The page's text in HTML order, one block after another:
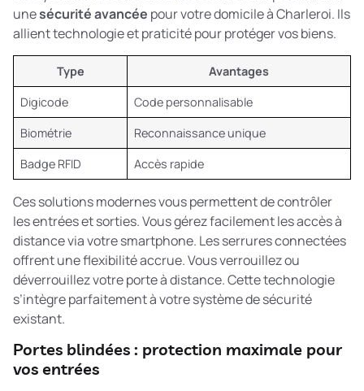
unesécurité avancée pour votre domicile à Charleroi. Ils
allient technologie et praticité pour protéger vos biens.
Type
Avantages
Digicode
Code personnalisable
Biométrie
Reconnaissance unique
Badge RFID
Accès rapide
Ces solutions modernes vous permettent de contrôler
les entrées et sorties. Vous gérez facilement les accès à
distance via votre smartphone. Lesserrures connectées
offrent une flexibilité accrue. Vous verrouillez ou
déverrouillez votre porte à distance. Cette technologie
s’intègre parfaitement à votre système de sécurité
existant.
Portes blindées : protection maximale pour
vos entrées